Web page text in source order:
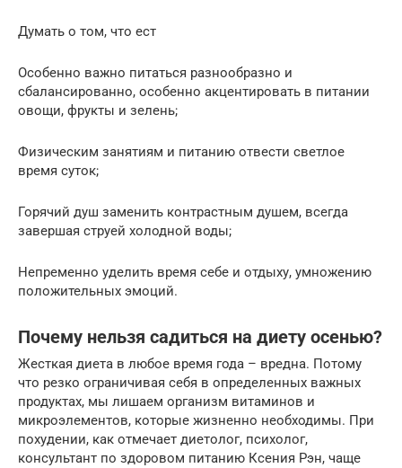
Думать о том, что ест
Особенно важно питаться разнообразно и
сбалансированно, особенно акцентировать в питании
овощи, фрукты и зелень;
Физическим занятиям и питанию отвести светлое
время суток;
Горячий душ заменить контрастным душем, всегда
завершая струей холодной воды;
Непременно уделить время себе и отдыху, умножению
положительных эмоций.
Почему нельзя садиться на диету осенью?
Жесткая диета в любое время года – вредна. Потому
что резко ограничивая себя в определенных важных
продуктах, мы лишаем организм витаминов и
микроэлементов, которые жизненно необходимы. При
похудении, как отмечает диетолог, психолог,
консультант по здоровом питанию Ксения Рэн, чаще